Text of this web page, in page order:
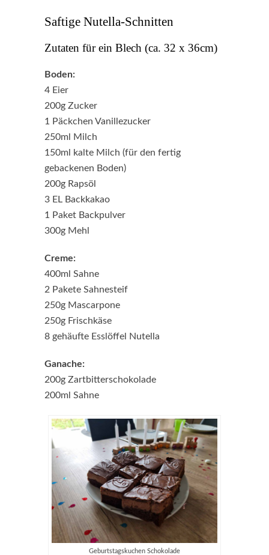
Saftige Nutella-Schnitten
Zutaten für ein Blech (ca. 32 x 36cm)
Boden:
4 Eier
200g Zucker
1 Päckchen Vanillezucker
250ml Milch
150ml kalte Milch (für den fertig
gebackenen Boden)
200g Rapsöl
3 EL Backkakao
1 Paket Backpulver
300g Mehl
Creme:
400ml Sahne
2 Pakete Sahnesteif
250g Mascarpone
250g Frischkäse
8 gehäufte Esslöffel Nutella
Ganache:
200g Zartbitterschokolade
200ml Sahne
Geburtstagskuchen Schokolade